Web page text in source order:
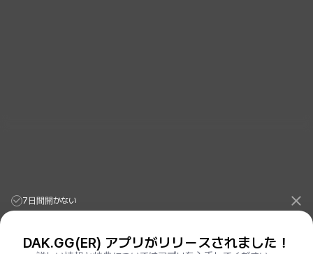
7日間開かない
DAK.GG(ER) アプリがリリースされました！